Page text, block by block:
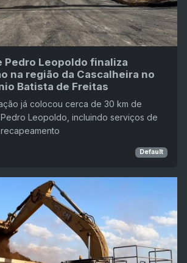
Pedro Leopoldo finaliza
na região da Cascalheira no
Batista de Freitas
já colocou cerca de 30 km de
Leopoldo, incluindo serviços de
Default